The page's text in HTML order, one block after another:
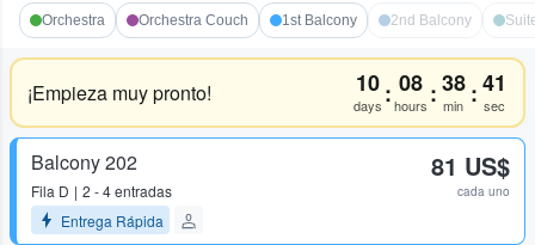
Orchestra Orchestra Couch 1st Balcony 2nd Balcony
¡Empieza muy pronto! 10
days : 08
hours :38
min :41
sec
Balcony 202
Fila D
2 - 4 entradas
Entrega Rápida
81 US$
cada uno